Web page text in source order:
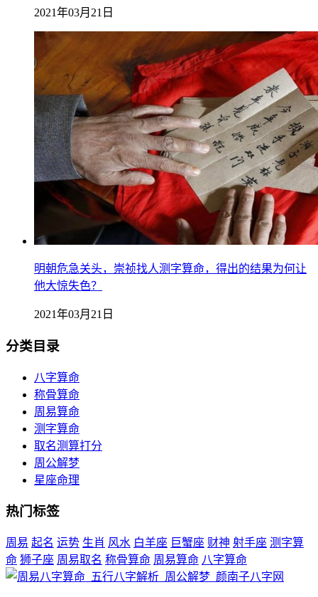
2021年03月21日
明朝危急关头，崇祯找人测字算命，得出的结果为何让
他大惊失色？
2021年03月21日
分类目录
八字算命
称骨算命
周易算命
测字算命
取名测算打分
周公解梦
星座命理
热门标签
周易 起名 运势 生肖 风水 白羊座 巨蟹座 财神 射手座 测字算
命 狮子座 周易取名 称骨算命 周易算命 八字算命